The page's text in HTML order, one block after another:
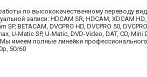
по высококачественному переводу
записи: HDCAM SR, HDCAM, XDCAM HD,
BETACAM, DVCPRO HD, DVCPRO 50,
U-Matic SP, U-Matic, DVD-Video, DAT, CD,
имеем полные линейки
50/60